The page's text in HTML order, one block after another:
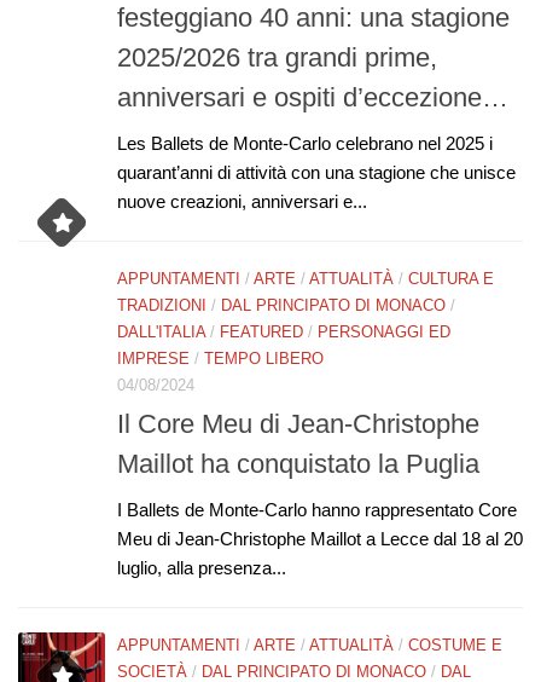
festeggiano 40 anni: una stagione
2025/2026 tra grandi prime,
anniversari e ospiti d’eccezione…
Les Ballets de Monte-Carlo celebrano nel 2025 i
quarant’anni di attività con una stagione che unisce
nuove creazioni, anniversari e...
APPUNTAMENTI / ARTE / ATTUALITÀ / CULTURA E
TRADIZIONI / DAL PRINCIPATO DI MONACO /
DALL'ITALIA / FEATURED / PERSONAGGI ED
IMPRESE / TEMPO LIBERO
04/08/2024
Il Core Meu di Jean-Christophe
Maillot ha conquistato la Puglia
I Ballets de Monte-Carlo hanno rappresentato Core
Meu di Jean-Christophe Maillot a Lecce dal 18 al 20
luglio, alla presenza...
APPUNTAMENTI / ARTE / ATTUALITÀ / COSTUME E
SOCIETÀ / DAL PRINCIPATO DI MONACO / DAL